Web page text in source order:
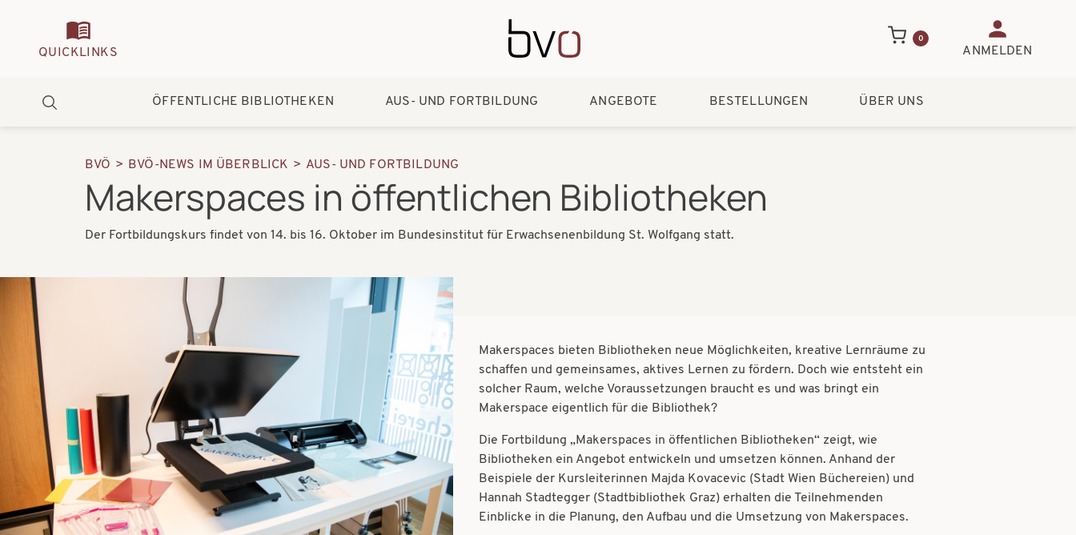
Direkt zum Inhalt
Quickmenu
QUICKLINKS
0
ANMELDEN
Hauptnavigation
ÖFFENTLICHE BIBLIOTHEKEN AUS- UND FORTBILDUNG ANGEBOTE BESTELLUNGEN ÜBER UNS
Suche
Pfadnavigation
BVÖ BVÖ-NEWS IM ÜBERBLICK AUS- UND FORTBILDUNG
Makerspaces in öffentlichen Bibliotheken
Der Fortbildungskurs findet von 14. bis 16. Oktober im Bundesinstitut für Erwachsenenbildung St. Wolfgang statt.
Bilder
Makerspaces bieten Bibliotheken neue Möglichkeiten, kreative Lernräume zu
schaffen und gemeinsames, aktives Lernen zu fördern. Doch wie entsteht ein
solcher Raum, welche Voraussetzungen braucht es und was bringt ein
Makerspace eigentlich für die Bibliothek?
Die Fortbildung „Makerspaces in öffentlichen Bibliotheken“ zeigt, wie
Bibliotheken ein Angebot entwickeln und umsetzen können. Anhand der
Beispiele der Kursleiterinnen Majda Kovacevic (Stadt Wien Büchereien) und
Hannah Stadtegger (Stadtbibliothek Graz) erhalten die Teilnehmenden
Einblicke in die Planung, den Aufbau und die Umsetzung von Makerspaces.